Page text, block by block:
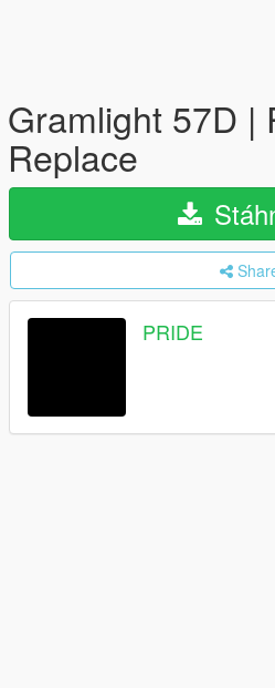
Gramlight 57D |
Replace
PRIDE